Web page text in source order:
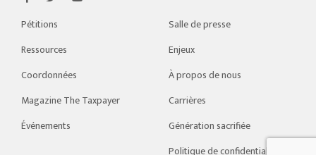
Salle de presse
Pétitions
Enjeux
Ressources
À propos de nous
Coordonnées
Carrières
Magazine The Taxpayer
Génération sacrifiée
Événements
Politique de confidentialité